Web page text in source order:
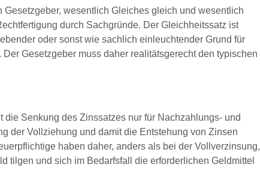
wesentlich Gleiches gleich und wesentlich
durch Sachgründe. Der Gleichheitssatz ist
oder sonst wie sachlich einleuchtender Grund für
Gesetzgeber muss daher realitätsgerecht den typischen
Senkung des Zinssatzes nur für Nachzahlungs- und
der Vollziehung und damit die Entstehung von Zinsen
haben daher, anders als bei der Vollverzinsung,
tilgen und sich im Bedarfsfall die erforderlichen Geldmittel